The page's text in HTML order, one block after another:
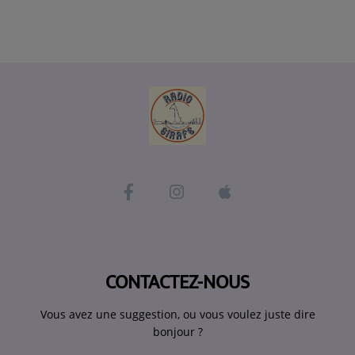
CONTACTEZ-NOUS
Vous avez une suggestion, ou vous voulez juste dire
bonjour ?